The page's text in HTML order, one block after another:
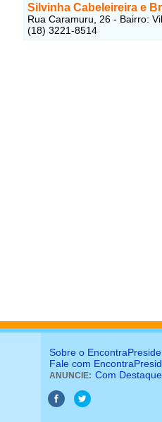
Silvinha Cabeleireira e
Rua Caramuru, 26 - Bairro:
(18) 3221-8514
Sobre o
Fale com
ANUNCIE: Com Destaque